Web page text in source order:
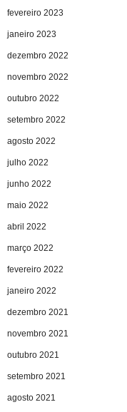
fevereiro 2023
janeiro 2023
dezembro 2022
novembro 2022
outubro 2022
setembro 2022
agosto 2022
julho 2022
junho 2022
maio 2022
abril 2022
março 2022
fevereiro 2022
janeiro 2022
dezembro 2021
novembro 2021
outubro 2021
setembro 2021
agosto 2021